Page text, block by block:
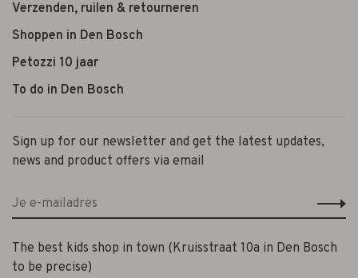
Verzenden, ruilen & retourneren
Shoppen in Den Bosch
Petozzi 10 jaar
To do in Den Bosch
Sign up for our newsletter and get the latest updates,
news and product offers via email
The best kids shop in town (Kruisstraat 10a in Den Bosch
to be precise)